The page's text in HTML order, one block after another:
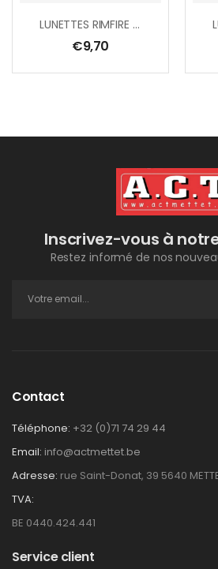
LUNETTES RIMFIRE INCOLORE
€9,70
Inscrivez-vous à
Restez informé de nos
Contact
Téléphone: +32 (0)71 74 29 44
Email: info@actmettet.be
Adresse: rue Saint-Donat, 39 5640
TVA:
BE 0440.424.441
Service client